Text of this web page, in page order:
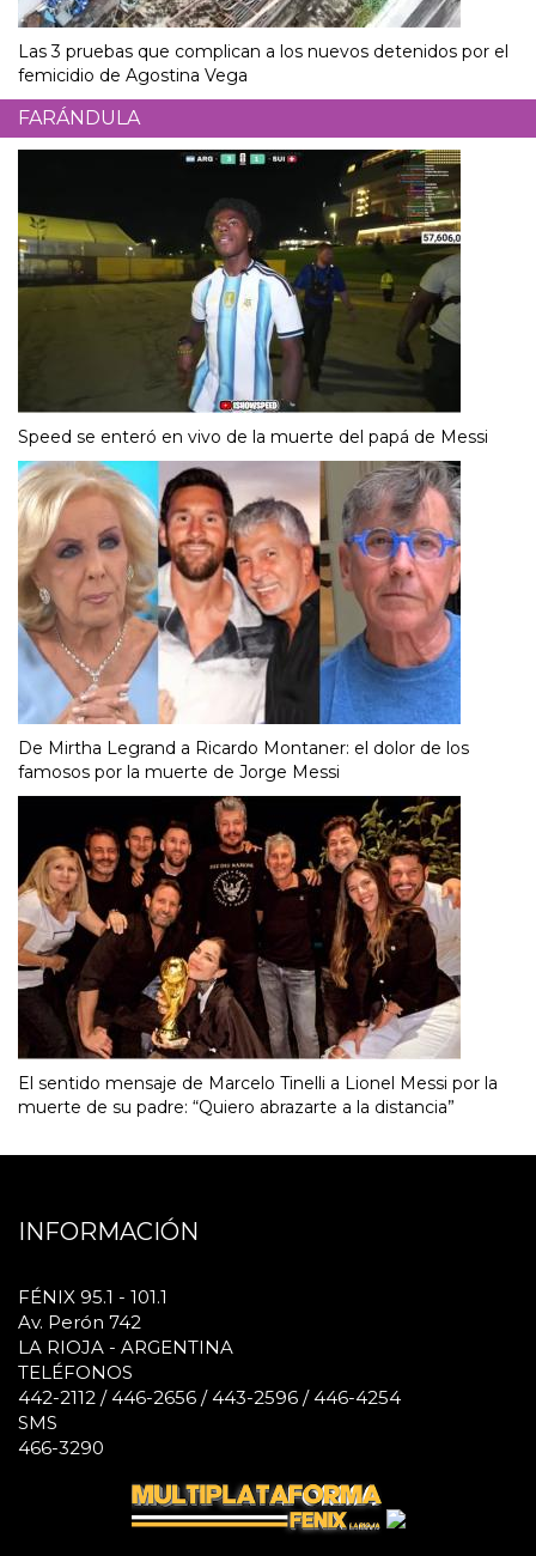
Las 3 pruebas que complican a los nuevos detenidos por el
femicidio de Agostina Vega
FARÁNDULA
Speed se enteró en vivo de la muerte del papá de Messi
De Mirtha Legrand a Ricardo Montaner: el dolor de los
famosos por la muerte de Jorge Messi
El sentido mensaje de Marcelo Tinelli a Lionel Messi por la
muerte de su padre: “Quiero abrazarte a la distancia”
INFORMACIÓN
FÉNIX 95.1 - 101.1
Av. Perón 742
LA RIOJA - ARGENTINA
TELÉFONOS
442-2112 / 446-2656 / 443-2596 / 446-4254
SMS
466-3290